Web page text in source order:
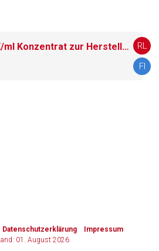
Aldurazyme 100 E/ml Konzentrat zur Herstellung einer Infusionslösung
RL
FI
Datenschutzerklärung
Impressum
01. August 2026